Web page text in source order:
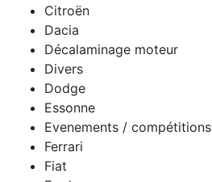
Citroën
Dacia
Décalaminage moteur
Divers
Dodge
Essonne
Evenements / compétitions
Ferrari
Fiat